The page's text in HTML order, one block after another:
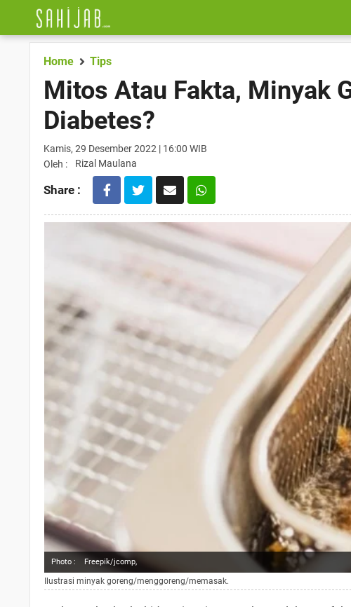
Home Tips
Mitos Atau Fakta, Minyak
Diabetes?
Kamis, 29 Desember 2022 | 16:00 WIB
Oleh :
Rizal Maulana
Share :
Photo : Freepik/jcomp,
Ilustrasi minyak goreng/menggoreng/memasak.